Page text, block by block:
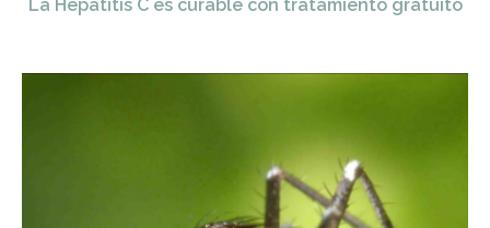
La Hepatitis C es curable con tratamiento gratuito